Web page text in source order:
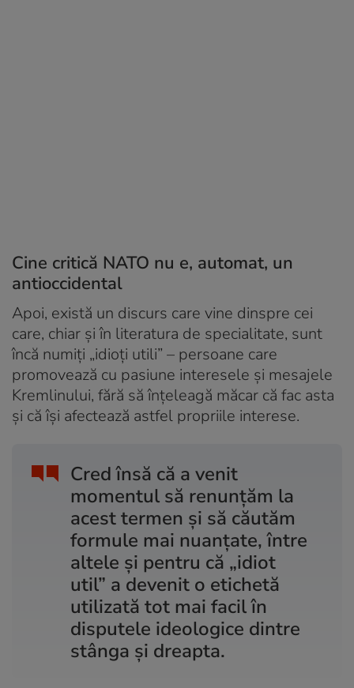
Cine critică NATO nu e, automat, un
antioccidental
Apoi, există un discurs care vine dinspre cei
care, chiar și în literatura de specialitate, sunt
încă numiți „idioți utili” – persoane care
promovează cu pasiune interesele și mesajele
Kremlinului, fără să înțeleagă măcar că fac asta
și că își afectează astfel propriile interese.
Cred însă că a venit
momentul să renunțăm la
acest termen și să căutăm
formule mai nuanțate, între
altele și pentru că „idiot
util” a devenit o etichetă
utilizată tot mai facil în
disputele ideologice dintre
stânga și dreapta.